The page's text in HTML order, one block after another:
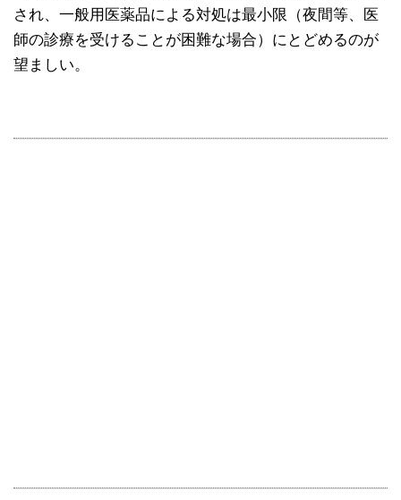
され、一般用医薬品による対処は最小限（夜間等、医
師の診療を受けることが困難な場合）にとどめるのが
望ましい。